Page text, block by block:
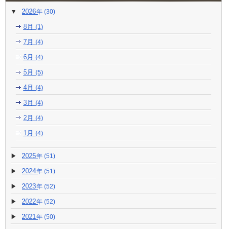
2026 (30)
8月 (1)
7月 (4)
6月 (4)
5月 (5)
4月 (4)
3月 (4)
2月 (4)
1月 (4)
2025 (51)
2024 (51)
2023 (52)
2022 (52)
2021 (50)